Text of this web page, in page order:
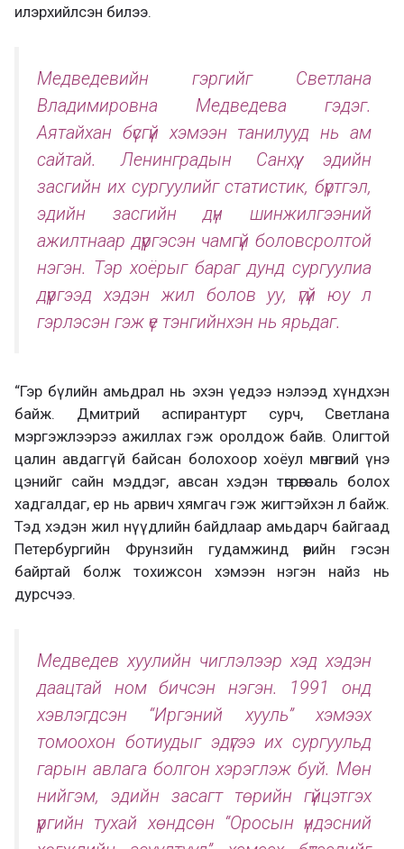
илэрхийлсэн билээ.
Медведевийн гэргийг Светлана
Владимировна Медведева гэдэг.
Аятайхан бүсгүй хэмээн танилууд нь ам
сайтай. Ленинградын Санхүү, эдийн
засгийн их сургуулийг статистик, бүртгэл,
эдийн засгийн дүн шинжилгээний
ажилтнаар дүүргэсэн чамгүй боловсролтой
нэгэн. Тэр хоёрыг бараг дунд сургуулиа
дүүргээд хэдэн жил болов уу, үгүй юу л
гэрлэсэн гэж үе тэнгийнхэн нь ярьдаг.
“Гэр бүлийн амьдрал нь эхэн үедээ нэлээд хүндхэн
байж. Дмитрий аспирантурт сурч, Светлана
мэргэжлээрээ ажиллах гэж оролдож байв. Олигтой
цалин авдаггүй байсан болохоор хоёул мөнгөний үнэ
цэнийг сайн мэддэг, авсан хэдэн төгрөгөө аль болох
хадгалдаг, ер нь арвич хямгач гэж жигтэйхэн л байж.
Тэд хэдэн жил нүүдлийн байдлаар амьдарч байгаад
Петербургийн Фрунзийн гудамжинд өөрийн гэсэн
байртай болж тохижсон хэмээн нэгэн найз нь
дурсчээ.
Медведев хуулийн чиглэлээр хэд хэдэн
даацтай ном бичсэн нэгэн. 1991 онд
хэвлэгдсэн “Иргэний хууль” хэмээх
томоохон ботиудыг эдүгээ их сургуульд
гарын авлага болгон хэрэглэж буй. Мөн
нийгэм, эдийн засагт төрийн гүйцэтгэх
үүргийн тухай хөндсөн “Оросын үндэсний